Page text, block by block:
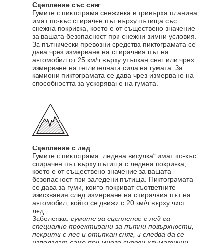
Сцепление със сняг
Гумите с пиктограма снежинка в тривърха планина
имат по-къс спирачен път върху пътища със
снежна покривка, което е от съществено значение
за вашата безопасност при снежни зимни условия.
За пътнически превозни средства пиктограмата се
дава чрез измерване на спирачния път на
автомобил от 25 км/ч върху утъпкан сняг или чрез
измерване на теглителната сила на гумата. За
камиони пиктограмата се дава чрез измерване на
способността за ускоряване на гумата.
Сцепление с лед
Гумите с пиктограма „ледена висулка“ имат по-къс
спирачен път върху пътища с ледена покривка,
което е от съществено значение за вашата
безопасност при заледени пътища. Пиктограмата
се дава за гуми, които покриват съответните
изисквания след измерване на спирачния път на
автомобил, който се движи с 20 км/ч върху чист
лед.
Забележка: гумите за сцепление с лед са
специално проектирани за пътни повърхности,
покрити с лед и отъпкан сняг, и следва да се